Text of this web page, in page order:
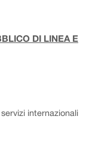
DI LINEA E
internazionali